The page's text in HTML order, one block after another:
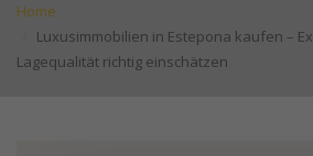
Home
Luxusimmobilien in Estepona kaufen –
Lagequalität richtig einschätzen